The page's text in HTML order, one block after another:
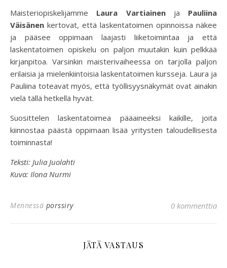
Maisteriopiskelijamme Laura Vartiainenja Pauliina
Väisänen kertovat, että laskentatoimen opinnoissa näkee
ja pääsee oppimaan laajasti liiketoimintaa ja että
laskentatoimen opiskelu on paljon muutakin kuin pelkkää
kirjanpitoa. Varsinkin maisterivaiheessa on tarjolla paljon
erilaisia ja mielenkiintoisia laskentatoimen kursseja. Laura ja
Pauliina toteavat myös, että työllisyysnäkymät ovat ainakin
vielä tällä hetkellä hyvät.
Suosittelen laskentatoimea pääaineeksi kaikille, joita
kiinnostaa päästä oppimaan lisää yritysten taloudellisesta
toiminnasta!
Teksti: Julia Juolahti
Kuva: Ilona Nurmi
Mennessä porssiry 0 kommenttia
JÄTÄ VASTAUS